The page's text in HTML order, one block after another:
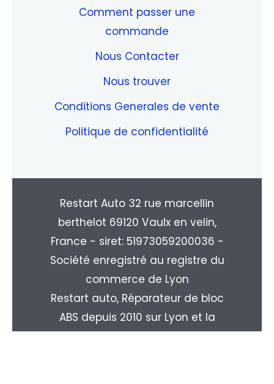
Comment passer une
commande
Nous Contacter
Nous trouver
Conditions Generales de vente
Politique de confidentialité
Restart Auto 32 rue marcellin
berthelot 69120 Vaulx en velin,
France - siret: 51973059200036 -
Société enregistré au registre du
commerce de Lyon
Restart auto, Réparateur de bloc
ABS depuis 2010 sur Lyon et la
région Rhone-alpes. Livraison